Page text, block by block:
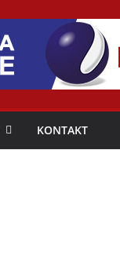
KONTAKT